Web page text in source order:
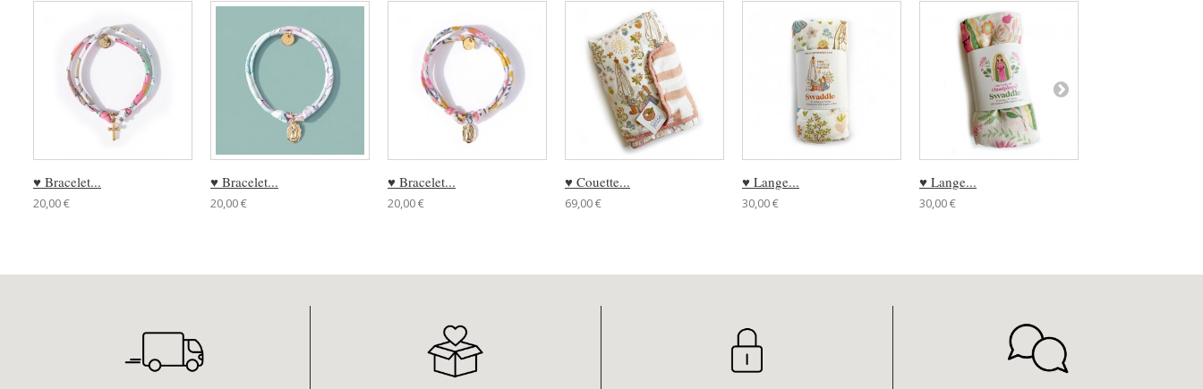
♥ Bracelet...
20,00 €
♥ Bracelet...
20,00 €
♥ Bracelet...
20,00 €
♥ Couette...
69,00 €
♥ Lange...
30,00 €
♥ Lange...
30,00 €